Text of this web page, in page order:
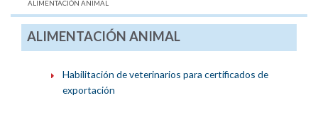
AQUÍ:
ALIMENTACIÓN ANIMAL
ALIMENTACIÓN ANIMAL
Habilitación de veterinarios para certificados de
exportación